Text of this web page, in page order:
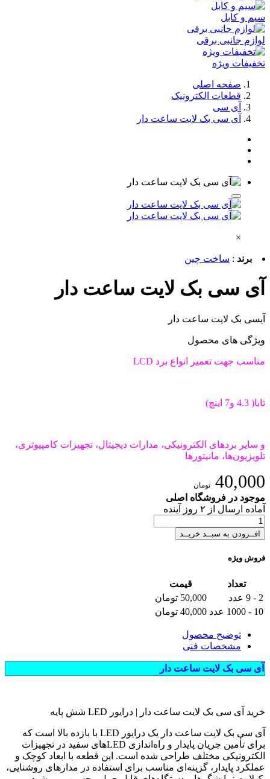
سیم و کابل
لوازم جانبی برقی
تخفیفات ویژه
صفحه اصلی
قطعات الکترونیک
آی سی
آی سی بک لایت ساعت دار
×
برند : ساخت چین
آی سی بک لایت ساعت دار
آیسی بک لایت ساعت دار
ویژگی های محصول
مناسب جهت تعمیر انواع برد LCD
تابا( 4.3 و7 اینچ)
و سایر بردهای الکترونیکی، مدارات دیجیتال، تجهیزات کامپیوتری،
تلویزیون‌ها، مانیتورها
40,000 تومان
موجود در فروشگاه اصلی
آماده ارسال از ۲ روز آینده
افــزودن به سبــد خریــد
فروش ویژه
تعداد
قیمت
2 - 9 عدد
50,000 تومان
10 - 1000 عدد
40,000 تومان
توضیح محصول
مشخصات فنی
آی سی بک لایت ساعت دار
خرید آی سی بک لایت ساعت دار | درایور LED شش پایه
آی سی بک لایت ساعت دار یک درایور LED با بازده بالا است که
برای تأمین جریان پایدار و راه‌اندازی LEDهای سفید در تجهیزات
الکترونیکی مختلف طراحی شده است. این قطعه با ابعاد کوچک و
عملکرد پایدار، گزینه‌ای مناسب برای استفاده در مدارهای روشنایی،